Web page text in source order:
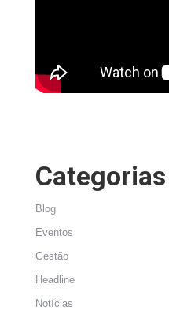
Categorias
Blog
Eventos
Gestão
Headline
Notícias